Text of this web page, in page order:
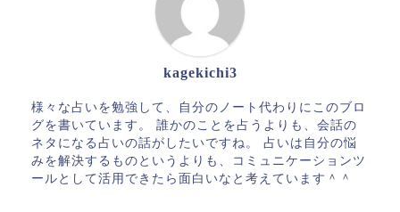
kagekichi3
様々な占いを勉強して、自分のノート代わりにこのブロ
グを書いています。 誰かのことを占うよりも、会話の
ネタになる占いの話がしたいですね。 占いは自分の悩
みを解決するものというよりも、コミュニケーションツ
ールとして活用できたら面白いなと考えています＾＾